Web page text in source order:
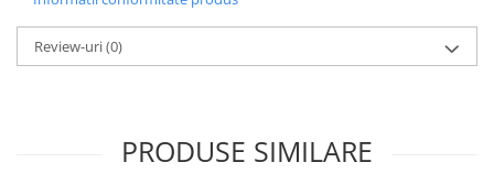
Review-uri(0)
PRODUSE SIMILARE